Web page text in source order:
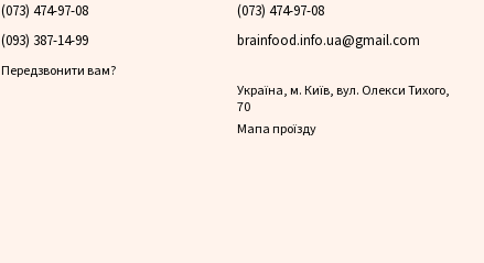
(073) 474-97-08
(093) 387-14-99
Передзвонити вам?
(073) 474-97-08
brainfood.info.ua@gmail.com
Україна, м. Київ, вул. Олекси Тихого,
70
Мапа проїзду